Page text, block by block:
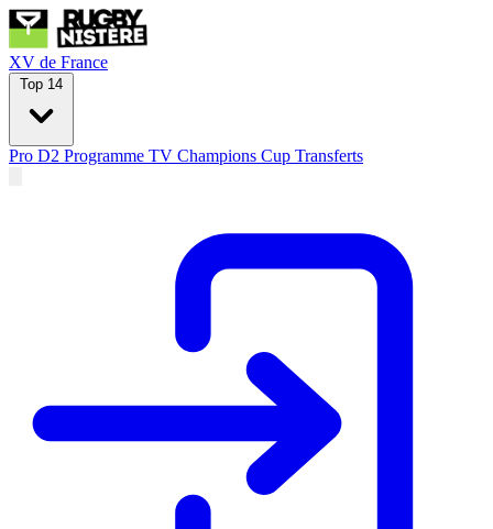
XV de France
Top 14
Pro D2 Programme TV Champions Cup Transferts